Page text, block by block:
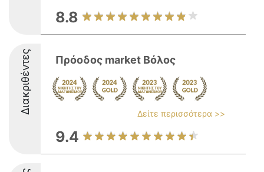
8.8
Διακριθέντες Πρόοδος market Βόλος
Δείτε περισσότερα >>
9.4